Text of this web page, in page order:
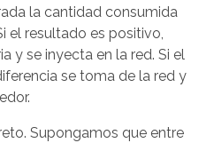
la cantidad consumida
el resultado es positivo,
y se inyecta en la red. Si el
se toma de la red y
Supongamos que entre